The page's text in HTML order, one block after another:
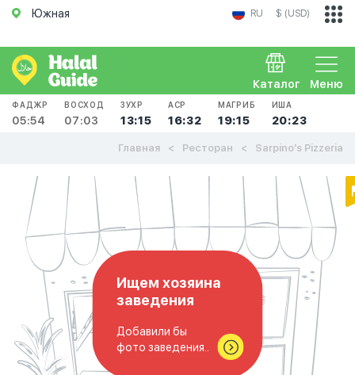
Южная RU $ (USD)
Меню
Каталог
ФАДЖР
05:54
ВОСХОД
07:03
ЗУХР
13:15
АСР
16:32
МАГРИБ
19:15
ИША
20:23
Главная Ресторан Sarpino's Pizzeria
Ищем хозяина
заведения
Добавили бы
фото заведения..